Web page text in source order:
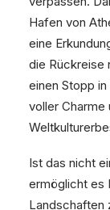
Hafen von
eine
die Rückreise
einen Stopp in
voller Charme
Ist das nicht
ermöglicht es
Landschaften